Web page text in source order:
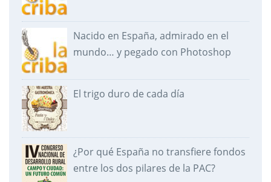
Nacido en España, admirado en el
mundo… y pegado con Photoshop
El trigo duro de cada día
¿Por qué España no transfiere fondos
entre los dos pilares de la PAC?